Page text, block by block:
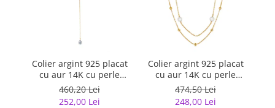
Colier argint 925 placat
cu aur 14K cu perle
naturale si zirconiu
460,20 Lei
252,00 Lei
Colier argint 925 placat
cu aur 14K cu perle
naturale
474,50 Lei
248,00 Lei